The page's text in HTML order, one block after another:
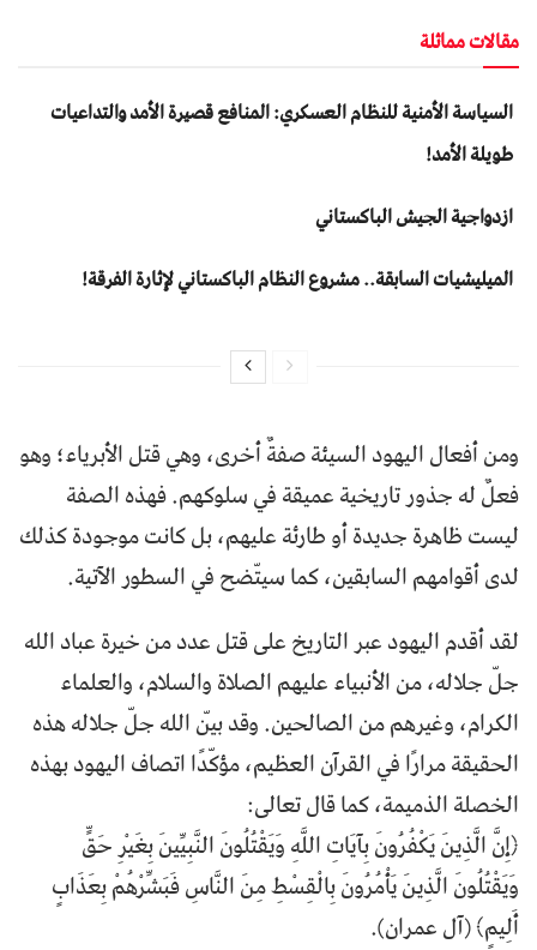
مقالات مماثلة
السياسة الأمنية للنظام العسكري: المنافع قصيرة الأمد والتداعيات
طويلة الأمد!
ازدواجية الجيش الباكستاني
المیلیشیات السابقة.. مشروع النظام الباكستاني لإثارة الفرقة!
ومن أفعال اليهود السيئة صفةٌ أخرى، وهي قتل الأبرياء؛ وهو
فعلٌ له جذور تاريخية عميقة في سلوكهم. فهذه الصفة
ليست ظاهرة جديدة أو طارئة عليهم، بل كانت موجودة كذلك
لدى أقوامهم السابقين، كما سيتّضح في السطور الآتية.
لقد أقدم اليهود عبر التاريخ على قتل عدد من خيرة عباد الله
جلّ جلاله، من الأنبياء عليهم الصلاة والسلام، والعلماء
الكرام، وغيرهم من الصالحين. وقد بيّن الله جلّ جلاله هذه
الحقيقة مرارًا في القرآن العظيم، مؤكّدًا اتصاف اليهود بهذه
الخصلة الذميمة، كما قال تعالى:
﴿إِنَّ الَّذِينَ يَكْفُرُونَ بِآيَاتِ اللَّهِ وَيَقْتُلُونَ النَّبِيِّينَ بِغَيْرِ حَقٍّ
وَيَقْتُلُونَ الَّذِينَ يَأْمُرُونَ بِالْقِسْطِ مِنَ النَّاسِ فَبَشِّرْهُمْ بِعَذَابٍ
أَلِيمٍ﴾ (آل عمران).